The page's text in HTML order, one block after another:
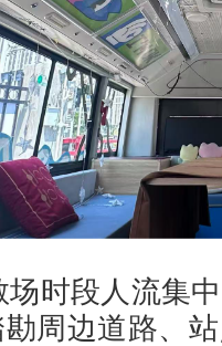
场时段人流集
周边道路、